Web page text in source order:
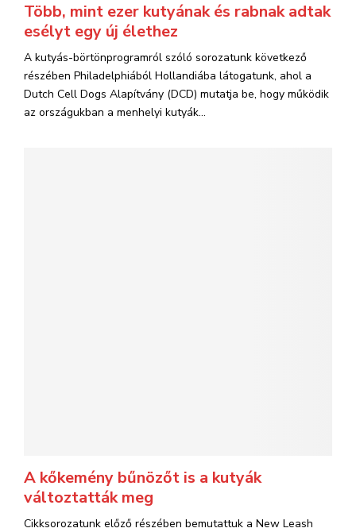
Több, mint ezer kutyának és rabnak adtak
esélyt egy új élethez
A kutyás-börtönprogramról szóló sorozatunk következő
részében Philadelphiából Hollandiába látogatunk, ahol a
Dutch Cell Dogs Alapítvány (DCD) mutatja be, hogy működik
az országukban a menhelyi kutyák...
A kőkemény bűnözőt is a kutyák
változtatták meg
Cikksorozatunk előző részében bemutattuk a New Leash